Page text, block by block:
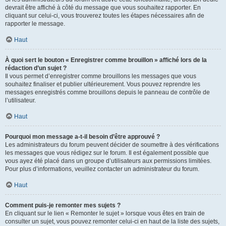
devrait être affiché à côté du message que vous souhaitez rapporter. En
cliquant sur celui-ci, vous trouverez toutes les étapes nécessaires afin de
rapporter le message.
Haut
À quoi sert le bouton « Enregistrer comme brouillon » affiché lors de la
rédaction d’un sujet ?
Il vous permet d’enregistrer comme brouillons les messages que vous
souhaitez finaliser et publier ultérieurement. Vous pouvez reprendre les
messages enregistrés comme brouillons depuis le panneau de contrôle de
l’utilisateur.
Haut
Pourquoi mon message a-t-il besoin d’être approuvé ?
Les administrateurs du forum peuvent décider de soumettre à des vérifications
les messages que vous rédigez sur le forum. Il est également possible que
vous ayez été placé dans un groupe d’utilisateurs aux permissions limitées.
Pour plus d’informations, veuillez contacter un administrateur du forum.
Haut
Comment puis-je remonter mes sujets ?
En cliquant sur le lien « Remonter le sujet » lorsque vous êtes en train de
consulter un sujet, vous pouvez remonter celui-ci en haut de la liste des sujets,